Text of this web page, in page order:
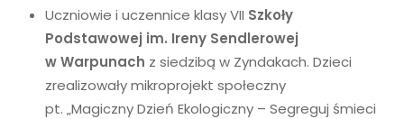
Uczniowie i uczennice klasy VII Szkoły
Podstawowej im. Ireny Sendlerowej
w Warpunach z siedzibą w Zyndakach. Dzieci
zrealizowały mikroprojekt społeczny
pt. „Magiczny Dzień Ekologiczny – Segreguj śmieci